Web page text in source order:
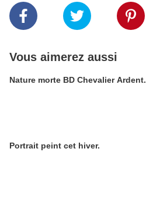
Vous aimerez aussi
Nature morte BD Chevalier Ardent.
Portrait peint cet hiver.